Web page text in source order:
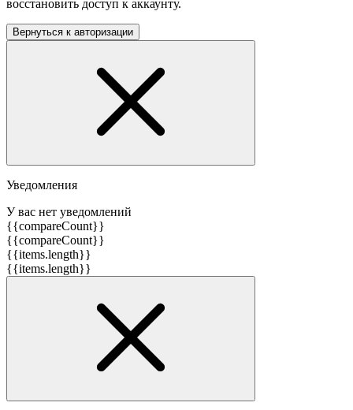
восстановить доступ к аккаунту.
Вернуться к авторизации
Уведомления
У вас нет уведомлений
{{compareCount}}
{{compareCount}}
{{items.length}}
{{items.length}}